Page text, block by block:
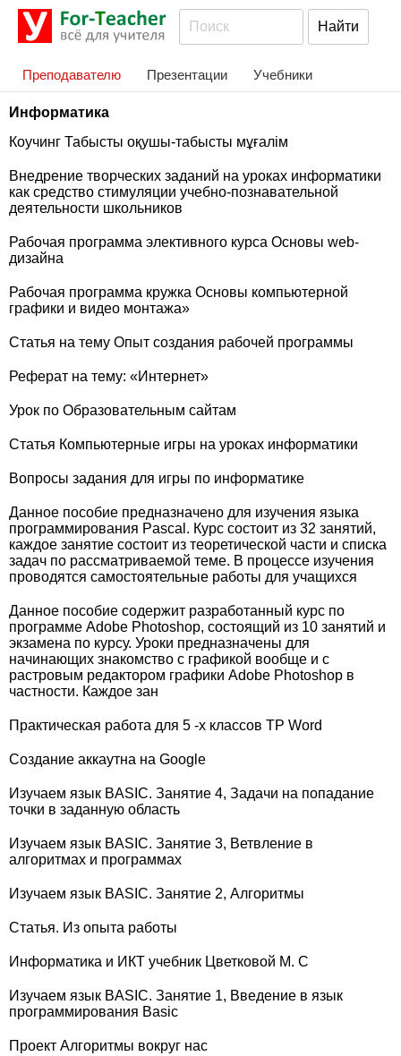
Преподавателю Презентации Учебники
Информатика
Коучинг Табысты оқушы-табысты мұғалім
Внедрение творческих заданий на уроках информатики
как средство стимуляции учебно-познавательной
деятельности школьников
Рабочая программа элективного курса Основы web-
дизайна
Рабочая программа кружка Основы компьютерной
графики и видео монтажа»
Статья на тему Опыт создания рабочей программы
Реферат на тему: «Интернет»
Урок по Образовательным сайтам
Статья Компьютерные игры на уроках информатики
Вопросы задания для игры по информатике
Данное пособие предназначено для изучения языка
программирования Pascal. Курс состоит из 32 занятий,
каждое занятие состоит из теоретической части и списка
задач по рассматриваемой теме. В процессе изучения
проводятся самостоятельные работы для учащихся
Данное пособие содержит разработанный курс по
программе Adobe Photoshop, состоящий из 10 занятий и
экзамена по курсу. Уроки предназначены для
начинающих знакомство с графикой вообще и с
растровым редактором графики Adobe Photoshop в
частности. Каждое зан
Практическая работа для 5 -х классов ТР Wоrd
Создание аккаутна на Google
Изучаем язык BASIC. Занятие 4, Задачи на попадание
точки в заданную область
Изучаем язык BASIC. Занятие 3, Ветвление в
алгоритмах и программах
Изучаем язык BASIC. Занятие 2, Алгоритмы
Статья. Из опыта работы
Информатика и ИКТ учебник Цветковой М. С
Изучаем язык BASIC. Занятие 1, Введение в язык
программирования Basic
Проект Алгоритмы вокруг нас